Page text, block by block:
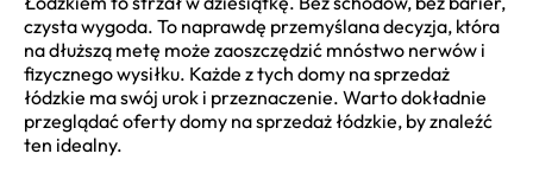
czysta wygoda. To naprawdę przemyślana decyzja, która
na dłuższą metę może zaoszczędzić mnóstwo nerwów i
fizycznego wysiłku. Każde z tych domy na sprzedaż
łódzkie ma swój urok i przeznaczenie. Warto dokładnie
przeglądać oferty domy na sprzedaż łódzkie, by znaleźć
ten idealny.